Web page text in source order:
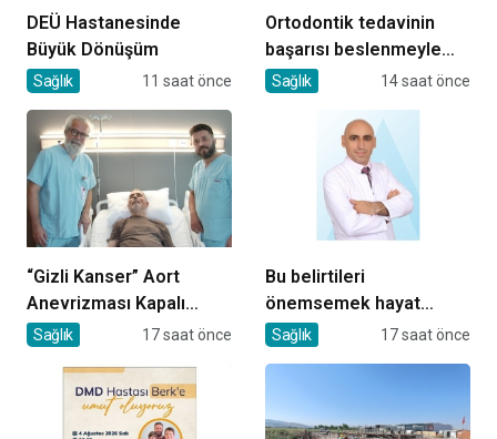
DEÜ Hastanesinde
Büyük Dönüşüm
Sağlık 11 saat önce
Ortodontik tedavinin
başarısı beslenmeyle
başlar!
Sağlık 14 saat önce
“Gizli Kanser” Aort
Anevrizması Kapalı
Yöntemle Tedavi Edildi
Sağlık 17 saat önce
Bu belirtileri
önemsemek hayat
kurtarıyor
Sağlık 17 saat önce